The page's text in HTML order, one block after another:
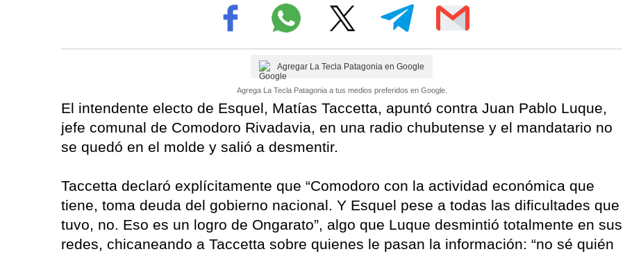
Agregar La Tecla Patagonia en Google
Agrega La Tecla Patagonia a tus medios preferidos en Google.
El intendente electo de Esquel, Matías Taccetta, apuntó contra Juan Pablo Luque,
jefe comunal de Comodoro Rivadavia, en una radio chubutense y el mandatario no
se quedó en el molde y salió a desmentir.
Taccetta declaró explícitamente que “Comodoro con la actividad económica que
tiene, toma deuda del gobierno nacional. Y Esquel pese a todas las dificultades que
tuvo, no. Eso es un logro de Ongarato”, algo que Luque desmintió totalmente en sus
redes, chicaneando a Taccetta sobre quienes le pasan la información: “no sé quién